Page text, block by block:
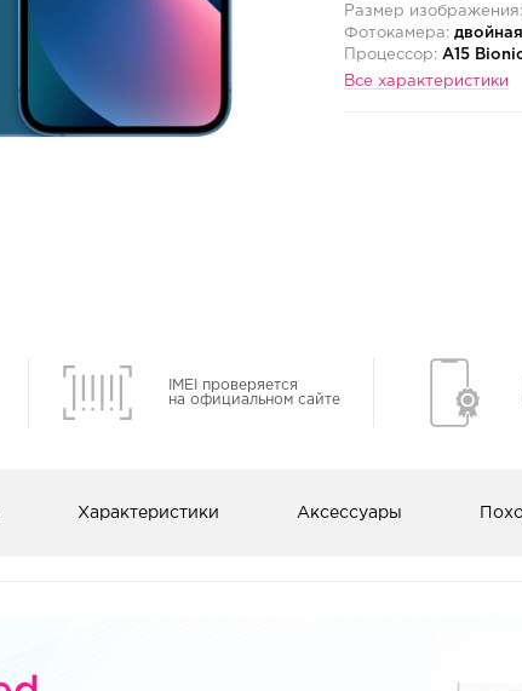
Размер изображения:
Фотокамера:
Процессор: A15
Все характеристики
IMEI проверяется
на официальном сайте
Характеристики Аксессуары